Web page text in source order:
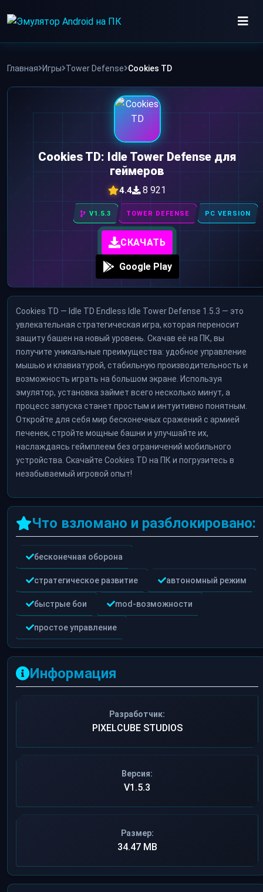
to
ПРИЛОЖЕНИЯ
Главная Игры Tower Defense Cookies TD
Cookies TD: Idle Tower Defense для
геймеров
4.4 8 921
PC VERSION
TOWER DEFENSE
V1.5.3
СКАЧАТЬ
Google Play
Cookies TD — Idle TD Endless Idle Tower Defense 1.5.3 — это
увлекательная стратегическая игра, которая переносит
защиту башен на новый уровень. Скачав её на ПК, вы
получите уникальные преимущества: удобное управление
мышью и клавиатурой, стабильную производительность и
возможность играть на большом экране. Используя
эмулятор, установка займет всего несколько минут, а
процесс запуска станет простым и интуитивно понятным.
Откройте для себя мир бесконечных сражений с армией
печенек, стройте мощные башни и улучшайте их,
наслаждаясь геймплеем без ограничений мобильного
устройства. Скачайте Cookies TD на ПК и погрузитесь в
незабываемый игровой опыт!
Что взломано и разблокировано:
бесконечная оборона
стратегическое развитие автономный режим
быстрые бои mod-возможности
простое управление
Информация
Разработчик:
PIXELCUBE STUDIOS
Версия:
V1.5.3
Размер:
34.47 MB